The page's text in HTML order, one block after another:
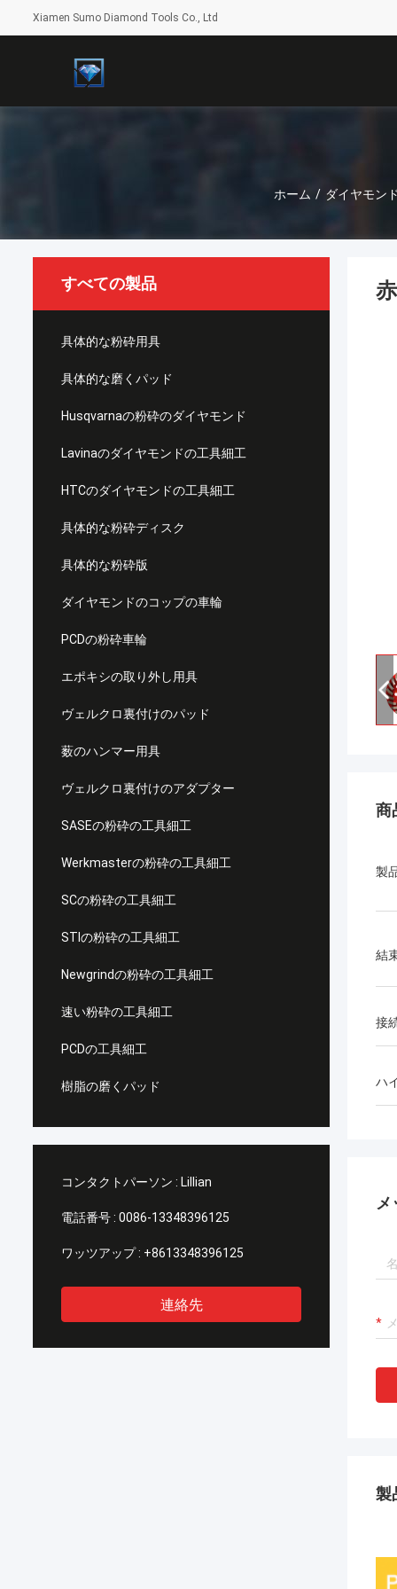
Xiamen Sumo Diamond Tools Co., Ltd
ホーム / ダイヤモン
すべての製品
具体的な粉砕用具
具体的な磨くパッド
Husqvarnaの粉砕のダイヤモンド
Lavinaのダイヤモンドの工具細工
HTCのダイヤモンドの工具細工
具体的な粉砕ディスク
具体的な粉砕版
ダイヤモンドのコップの車輪
PCDの粉砕車輪
エポキシの取り外し用具
ヴェルクロ裏付けのパッド
薮のハンマー用具
ヴェルクロ裏付けのアダプター
SASEの粉砕の工具細工
Werkmasterの粉砕の工具細工
SCの粉砕の工具細工
STIの粉砕の工具細工
Newgrindの粉砕の工具細工
速い粉砕の工具細工
PCDの工具細工
樹脂の磨くパッド
コンタクトパーソン : Lillian
電話番号 : 0086-13348396125
ワッツアップ : +8613348396125
連絡先
商
製
結
接
ハ
製